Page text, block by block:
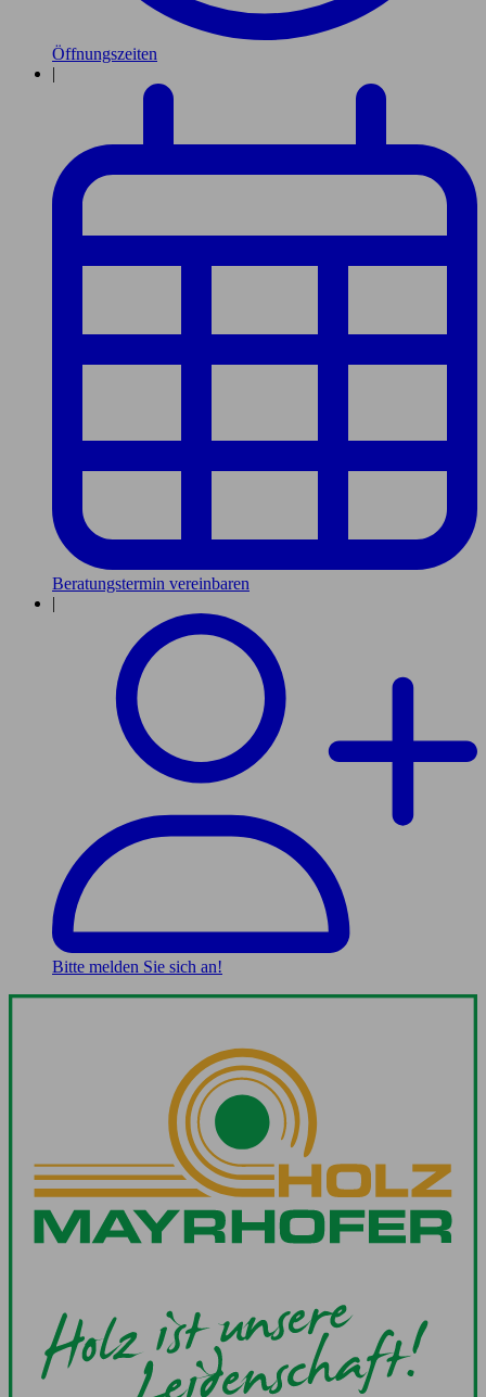
Öffnungszeiten
|
Beratungstermin vereinbaren
|
Bitte melden Sie sich an!